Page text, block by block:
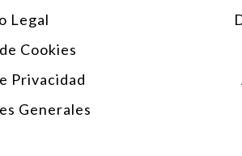
Legal
Cookies
Privacidad
Generales